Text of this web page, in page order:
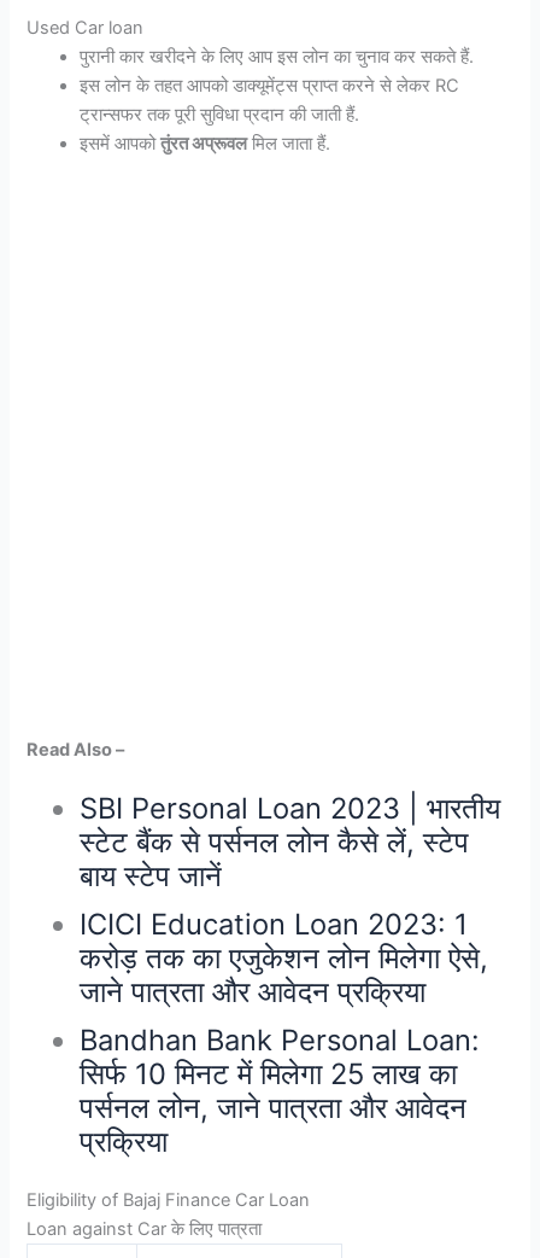
Used Car loan
पुरानी कार खरीदने के लिए आप इस लोन का चुनाव कर सकते हैं.
इस लोन के तहत आपको डाक्यूमेंट्स प्राप्त करने से लेकर RC
ट्रान्सफर तक पूरी सुविधा प्रदान की जाती हैं.
इसमें आपकोतुंरत अप्रूवलमिल जाता हैं.
Read Also –
SBI Personal Loan 2023 | भारतीय
स्टेट बैंक से पर्सनल लोन कैसे लें, स्टेप
बाय स्टेप जानें
ICICI Education Loan 2023: 1
करोड़ तक का एजुकेशन लोन मिलेगा ऐसे,
जाने पात्रता और आवेदन प्रक्रिया
Bandhan Bank Personal Loan:
सिर्फ 10 मिनट में मिलेगा 25 लाख का
पर्सनल लोन, जाने पात्रता और आवेदन
प्रक्रिया
Eligibility of Bajaj Finance Car Loan
Loan against Car के लिए पात्रता